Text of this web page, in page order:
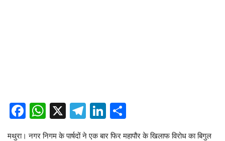
Facebook
WhatsApp
X Telegram
LinkedIn
मथुरा। नगर निगम के पार्षदों ने एक बार फिर महापौर के खिलाफ विरोध का बिगुल